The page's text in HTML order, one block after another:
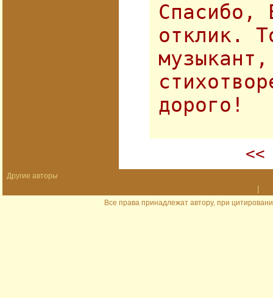
Спасибо,
отклик.
дорого!
Другие авторы
Все права принадлежат автору, при